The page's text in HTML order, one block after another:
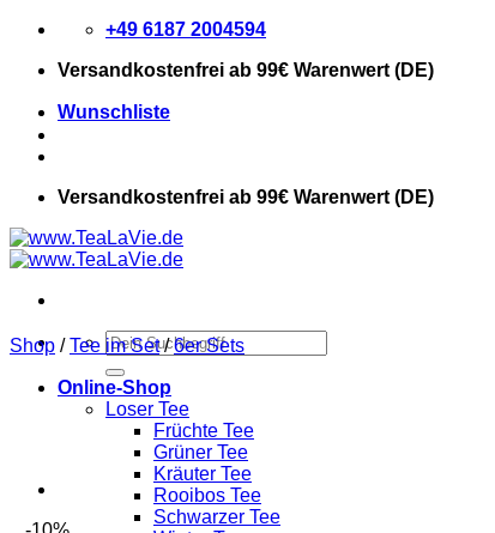
Zum
springen
+49 6187 2004594
Versandkostenfrei ab 99€ Warenwert (DE)
Wunschliste
Versandkostenfrei ab 99€ Warenwert (DE)
Suchen
nach:
Online-Shop
Loser Tee
Früchte Tee
Grüner Tee
Kräuter Tee
Rooibos Tee
Schwarzer Tee
Shop / Tee im Set / 6er Sets